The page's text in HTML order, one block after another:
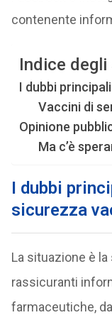
contenente
Indice
I dubbi
Vaccini di
Opinione
Ma c’è
I dubbi
sicurezza
La situazione è
rassicuranti
farmaceutiche,